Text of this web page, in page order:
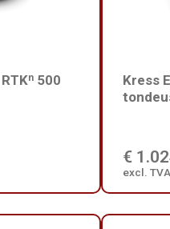
500
Kress
€
excl. TVA